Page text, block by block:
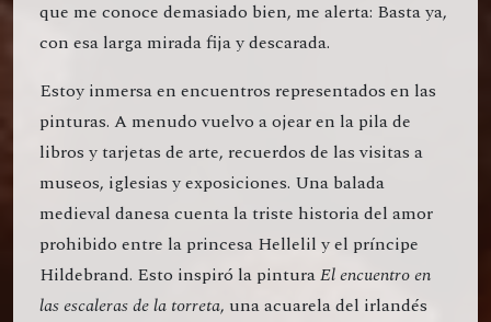
que me conoce demasiado bien, me alerta: Basta ya,
con esa larga mirada fija y descarada.
Estoy inmersa en encuentros representados en las
pinturas. A menudo vuelvo a ojear en la pila de
libros y tarjetas de arte, recuerdos de las visitas a
museos, iglesias y exposiciones. Una balada
medieval danesa cuenta la triste historia del amor
prohibido entre la princesa Hellelil y el príncipe
Hildebrand. Esto inspiró la pinturaEl encuentro en
las escaleras de la torreta, una acuarela del irlandés